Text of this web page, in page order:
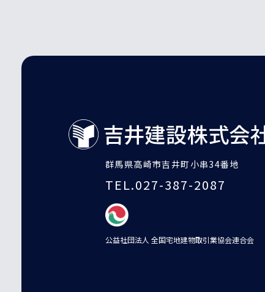
群馬県高崎市吉井町小串34番地
TEL.027-387-2087
公益社団法人 全国宅地建物取引業協会連合会